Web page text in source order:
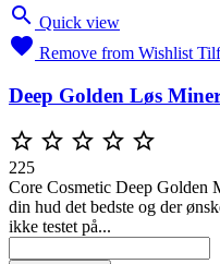
 Quick view
 Remove from Wishlist
Deep Golden Løs
    
225
Core Cosmetic Deep Golden
din hud det bedste og der
ikke testet på...